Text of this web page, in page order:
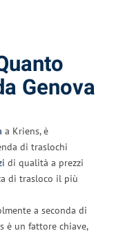
Genova
a Kriens, è
di traslochi
di qualità a prezzi
di trasloco il più
a seconda di
è un fattore chiave,